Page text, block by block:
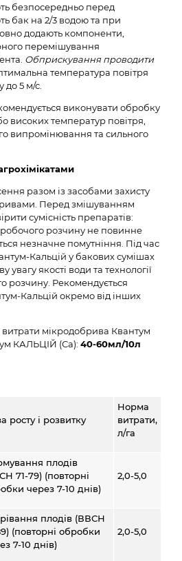
безпосередньо перед
бак на 2/3 водою та при
додають компоненти,
перемішування
Обприскування проводити
температура повітря
до 5 м/с.
виконувати обробку
високих температур повітря,
випромінювання та сильного
разом із засобами захисту
Перед змішуванням
сумісність препаратів:
розчину не повинне
незначне помутніння. Під час
Кальцій у бакових сумішах
увагу якості води та технології
розчину. Рекомендується
Кальцій окремо від інших
мікродобрива Квантум
КАЛЬЦІЙ (Са): 40-60мл/10л
росту і розвитку
Норма
витрати,
л/га
плодів
71-79) (повторні
через 7-10 днів)
2,0-5,0
плодів (ВВСН
(повторні обробки
7-10 днів)
2,0-5,0